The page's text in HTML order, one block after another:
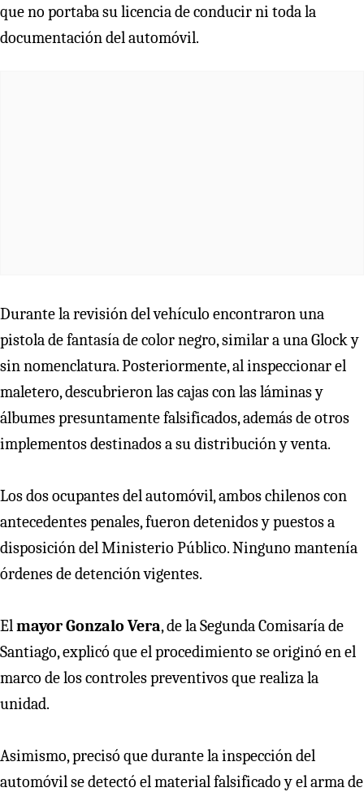
que no portaba su licencia de conducir ni toda la
documentación del automóvil.
Durante la revisión del vehículo encontraron una
pistola de fantasía de color negro, similar a una Glock y
sin nomenclatura. Posteriormente, al inspeccionar el
maletero, descubrieron las cajas con las láminas y
álbumes presuntamente falsificados, además de otros
implementos destinados a su distribución y venta.
Los dos ocupantes del automóvil, ambos chilenos con
antecedentes penales, fueron detenidos y puestos a
disposición del Ministerio Público. Ninguno mantenía
órdenes de detención vigentes.
Elmayor Gonzalo Vera, de la Segunda Comisaría de
Santiago, explicó que el procedimiento se originó en el
marco de los controles preventivos que realiza la
unidad.
Asimismo, precisó que durante la inspección del
automóvil se detectó el material falsificado y el arma de